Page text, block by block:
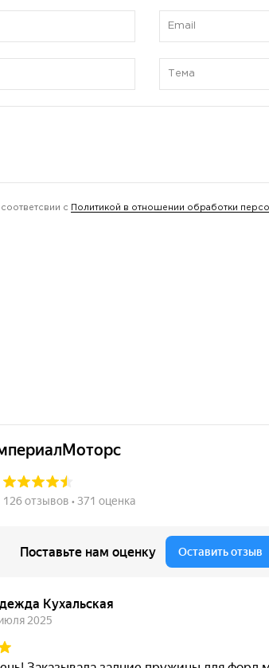
с Политикой в отношении обработки